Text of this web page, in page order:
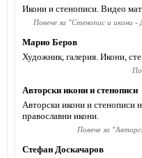
Икони и стенописи. Видео
Повече за "Стенопис и икони -
Марио Беров
Художник, галерия. Икони,
Авторски икони и стенописи
Авторски икони и стенописи
православни икони.
Повече за "
Стефан Доскачаров